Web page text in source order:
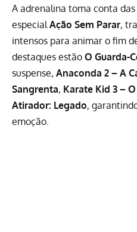
A adrenalina toma conta
especialAção Sem Parar,
intensos para animar o fim
destaques estão O Guarda-
suspense, Anaconda 2 – A
Sangrenta, Karate Kid 3 –
Atirador: Legado,
emoção.